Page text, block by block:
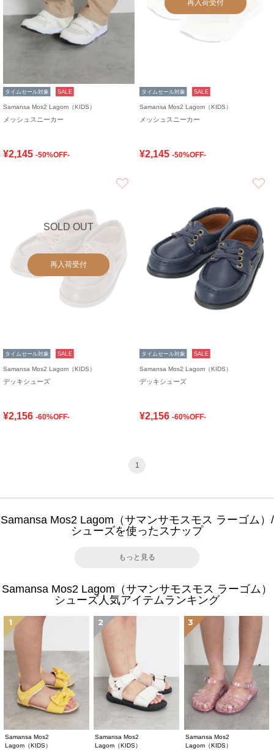
タイムセール対象 SALE
Samansa Mos2 Lagom（KIDS）
メッシュスニーカー
¥2,145 -50%OFF-
再入荷受付
タイムセール対象 SALE
Samansa Mos2 Lagom（KIDS）
メッシュスニーカー
¥2,145 -50%OFF-
SOLD OUT
再入荷受付
タイムセール対象 SALE
Samansa Mos2 Lagom（KIDS）
デッキシューズ
¥2,156 -60%OFF-
タイムセール対象 SALE
Samansa Mos2 Lagom（KIDS）
デッキシューズ
¥2,156 -60%OFF-
1
Samansa Mos2 Lagom（サマンサモスモス ラーゴム）/
シューズを使ったスナップ
もっと見る
Samansa Mos2 Lagom（サマンサモスモス ラーゴム）
シューズ人気アイテムランキング
1
Samansa Mos2
Lagom（KIDS）
2
Samansa Mos2
Lagom（KIDS）
3
Samansa Mos2
Lagom（KIDS）